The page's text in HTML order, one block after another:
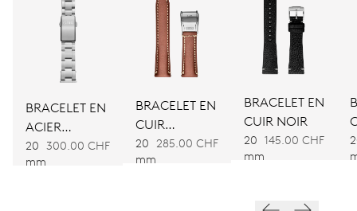
Ø 25,60 mm, 11 1/2’’’
ENROULEMENT
VIBRATIONS
28’800 A/h, 4 Hz
BRACELET EN
ACIER
INOXYDABLE
20
mm
300.00 CHF
BRACELET EN
CUIR
MARRON
20
mm
285.00 CHF
BRACELET EN
CUIR NOIR
20
mm
145.00 CHF